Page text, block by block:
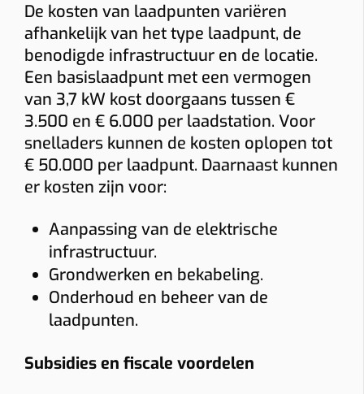
De kosten van laadpunten variëren
afhankelijk van het type laadpunt, de
benodigde infrastructuur en de locatie.
Een basislaadpunt met een vermogen
van 3,7 kW kost doorgaans tussen €
3.500 en € 6.000 per laadstation. Voor
snelladers kunnen de kosten oplopen tot
€ 50.000 per laadpunt. Daarnaast kunnen
er kosten zijn voor:
Aanpassing van de elektrische
infrastructuur.
Grondwerken en bekabeling.
Onderhoud en beheer van de
laadpunten.
Subsidies en fiscale voordelen
Vraag uw vrijblijvende offerte op maat aan!
Doorgaans binnen 24 uur ontvangt u een voorstel met all-in prijs
voor de laadpaal die bij u past.